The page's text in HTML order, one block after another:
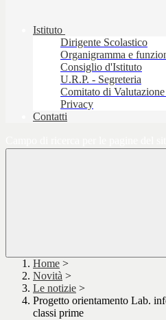
Istituto
Dirigente Scolastico
Organigramma e
Consiglio d'Istituto
U.R.P. - Segreteria
Comitato di
Privacy
Contatti
Home >
Novità >
Le notizie >
Progetto orientamento Lab.
classi prime